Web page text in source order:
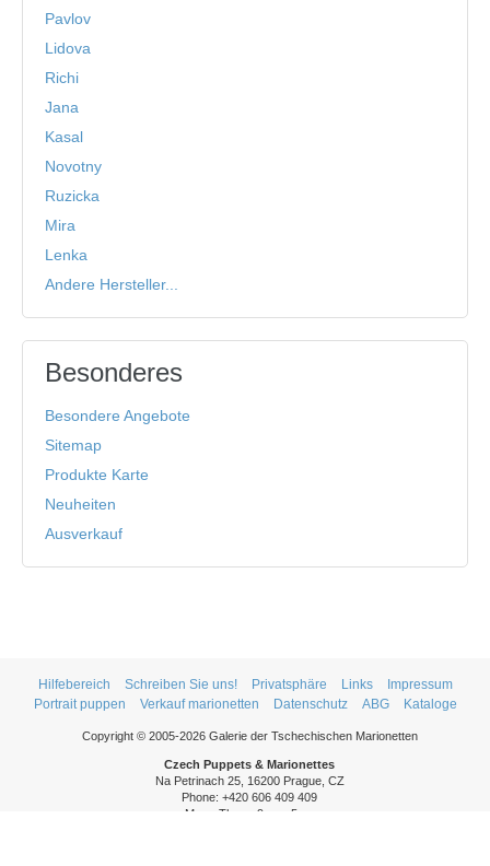
Pavlov
Lidova
Richi
Jana
Kasal
Novotny
Ruzicka
Mira
Lenka
Andere Hersteller...
Besonderes
Besondere Angebote
Sitemap
Produkte Karte
Neuheiten
Ausverkauf
Hilfebereich Schreiben Sie uns! Privatsphäre Links
Impressum
Portrait puppen
Verkauf marionetten Datenschutz ABG Kataloge
Copyright © 2005-2026 Galerie der Tschechischen Marionetten
Czech Puppets & Marionettes
Na Petrinach 25, 16200 Prague, CZ
Phone: +420 606 409 409
Mon - Thurs: 9am - 5pm